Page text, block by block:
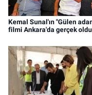
Kemal Sunal'ın "Gülen
filmi Ankara'da gerçek oldu